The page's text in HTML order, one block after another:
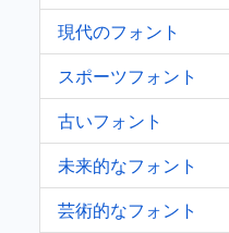
現代のフォント
スポーツフォント
古いフォント
未来的なフォント
芸術的なフォント